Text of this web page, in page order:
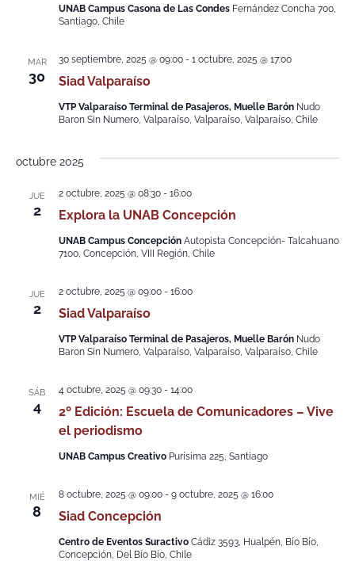
UNAB Campus Casona de Las Condes Fernández Concha 700,
Santiago, Chile
MAR
30 Siad Valparaíso
30 septiembre, 2025 @ 09:00- 1 octubre, 2025 @ 17:00
VTP Valparaíso Terminal de Pasajeros, Muelle Barón Nudo
Baron Sin Numero, Valparaíso, Valparaíso, Valparaíso, Chile
octubre 2025
JUE
2 Explora la UNAB Concepción
2 octubre, 2025 @ 08:30- 16:00
UNAB Campus Concepción Autopista Concepción- Talcahuano
7100, Concepción, VIII Región, Chile
JUE
2 Siad Valparaíso
2 octubre, 2025 @ 09:00- 16:00
VTP Valparaíso Terminal de Pasajeros, Muelle Barón Nudo
Baron Sin Numero, Valparaíso, Valparaíso, Valparaíso, Chile
SÁB
4
2º Edición: Escuela de Comunicadores – Vive
el periodismo
4 octubre, 2025 @ 09:30- 14:00
UNAB Campus Creativo Purísima 225, Santiago
MIÉ
8 Siad Concepción
8 octubre, 2025 @ 09:00- 9 octubre, 2025 @ 16:00
Centro de Eventos Suractivo Cádiz 3593, Hualpén, Bío Bío,
Concepción, Del Bío Bío, Chile